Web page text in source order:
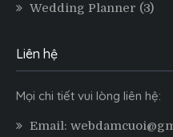
Wedding Planner (3)
Liên hệ
Mọi chi tiết vui lòng liên hệ:
Email: